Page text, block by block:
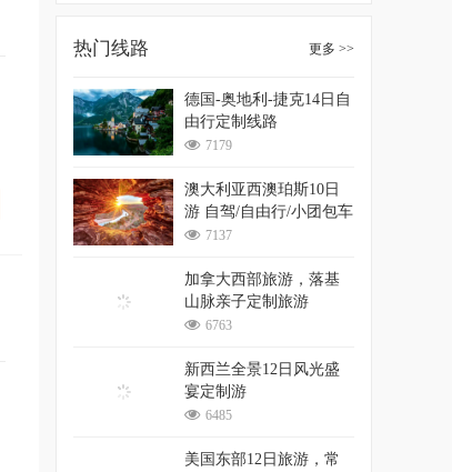
热门线路 更多 >>
德国-奥地利-捷克14日自
由行定制线路
7179
澳大利亚西澳珀斯10日
游 自驾/自由行/小团包车
游 7137
加拿大西部旅游，落基
山脉亲子定制旅游
6763
新西兰全景12日风光盛
宴定制游
6485
美国东部12日旅游，常